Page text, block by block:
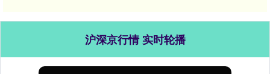
沪深京行情 实时轮播